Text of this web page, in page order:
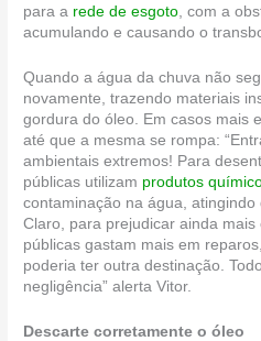
para a rede de esgoto , com a
acumulando e causando o
Quando a água da chuva não
novamente, trazendo materiais
gordura do óleo. Em casos mais
até que a mesma se rompa:
ambientais extremos! Para
públicas utilizam produtos
contaminação na água, atingindo
Claro, para prejudicar ainda
públicas gastam mais em
poderia ter outra destinação.
negligência” alerta Vitor.
Descarte corretamente o óleo